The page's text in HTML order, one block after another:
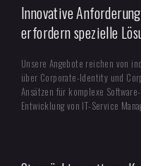
Innovative
erfordern spezielle
Unsere Angebote reichen von
über Corporate-Identity und
Ansätzen für komplexe
Entwicklung von IT-Service